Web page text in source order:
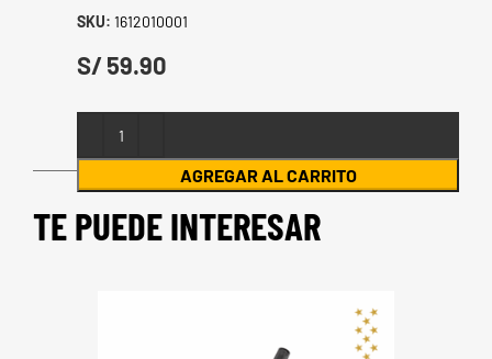
SKU: 1612010001
S/
AGREGAR AL CARRITO
TE PUEDE INTERESAR